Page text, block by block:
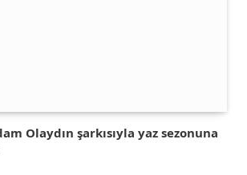
Olaydın şarkısıyla yaz sezonuna